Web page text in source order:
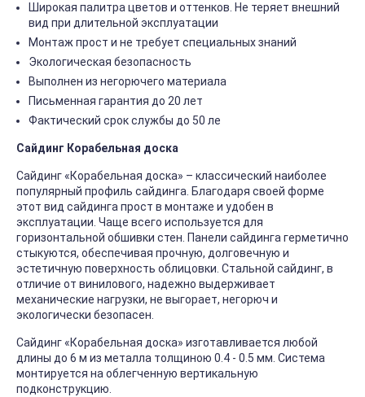
Широкая палитра цветов и оттенков. Не теряет внешний
вид при длительной эксплуатации
Монтаж прост и не требует специальных знаний
Экологическая безопасность
Выполнен из негорючего материала
Письменная гарантия до 20 лет
Фактический срок службы до 50 ле
Сайдинг Корабельная доска
Сайдинг «Корабельная доска» – классический наиболее
популярный профиль сайдинга. Благодаря своей форме
этот вид сайдинга прост в монтаже и удобен в
эксплуатации. Чаще всего используется для
горизонтальной обшивки стен. Панели сайдинга герметично
стыкуются, обеспечивая прочную, долговечную и
эстетичную поверхность облицовки. Стальной сайдинг, в
отличие от винилового, надежно выдерживает
механические нагрузки, не выгорает, негорюч и
экологически безопасен.
Сайдинг «Корабельная доска» изготавливается любой
длины до 6 м из металла толщиною 0.4 - 0.5 мм. Система
монтируется на облегченную вертикальную
подконструкцию.